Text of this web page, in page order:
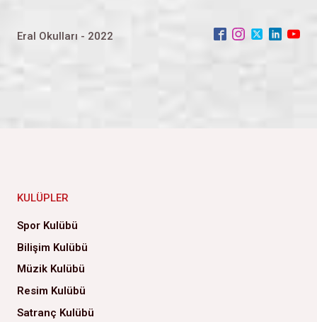
Eral Okulları - 2022
KULÜPLER
Spor Kulübü
Bilişim Kulübü
Müzik Kulübü
Resim Kulübü
Satranç Kulübü